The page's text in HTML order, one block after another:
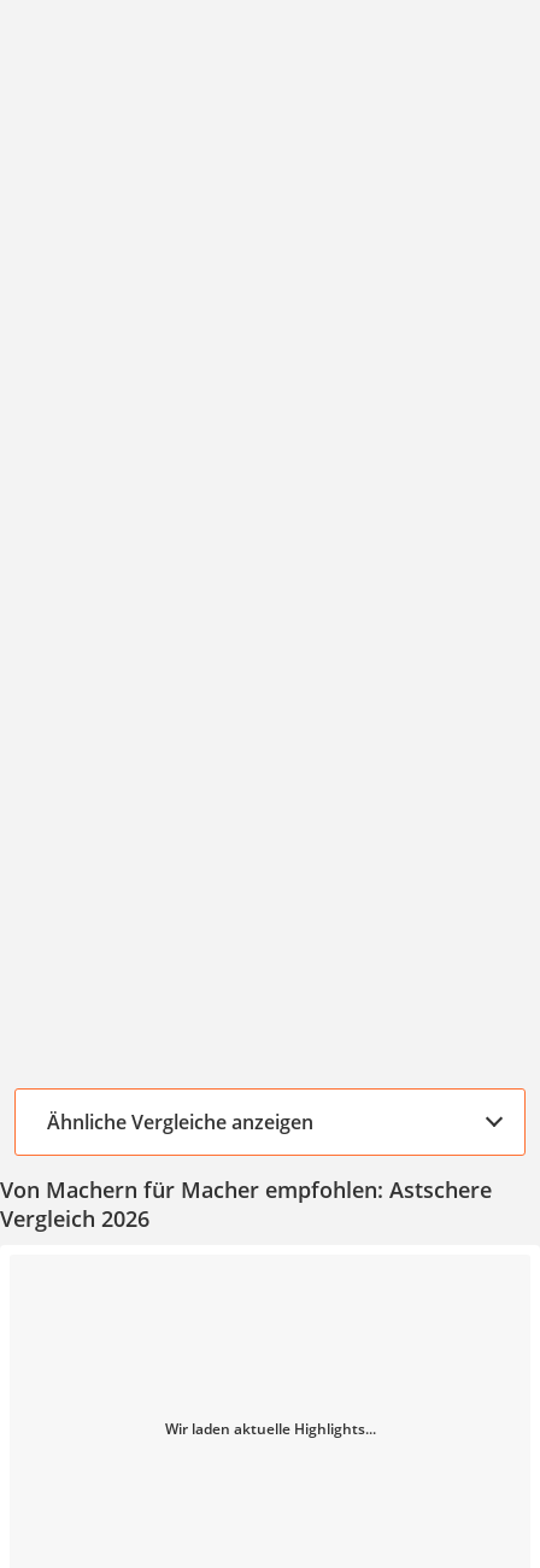
Ähnliche Vergleiche anzeigen
Von Machern für Macher empfohlen: Astschere
Vergleich 2026
Wir laden aktuelle Highlights...